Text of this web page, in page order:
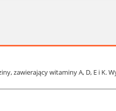
zawierający witaminy A, D, E i K.